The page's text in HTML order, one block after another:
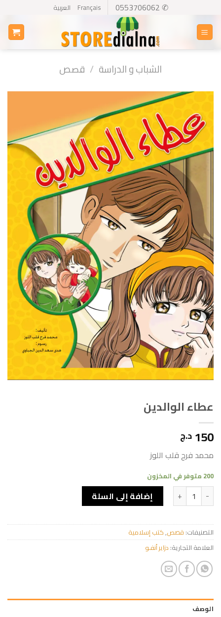
content
✆ 0553706062
Français العربية
الشباب و الدراسة / قصص
عطاء الوالدين
150 د.ج
محمد فرج قلب اللوز
200 متوفر في المخزون
كمية عطاء الوالدينإضافة إلى السلة
التصنيفات: قصص,كتب إسلامية
العلامة التجارية: دزاير أنفـو
الوصف